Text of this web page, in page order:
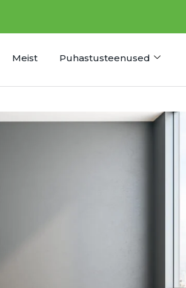
Meist Puhastusteenused